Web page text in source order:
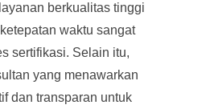
berkualitas tinggi
waktu sangat
sertifikasi. Selain itu,
yang menawarkan
dan transparan untuk